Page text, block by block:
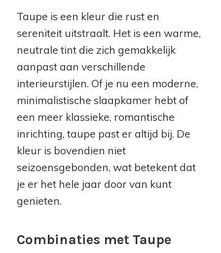
Taupe is een kleur die rust en
sereniteit uitstraalt. Het is een warme,
neutrale tint die zich gemakkelijk
aanpast aan verschillende
interieurstijlen. Of je nu een moderne,
minimalistische slaapkamer hebt of
een meer klassieke, romantische
inrichting, taupe past er altijd bij. De
kleur is bovendien niet
seizoensgebonden, wat betekent dat
je er het hele jaar door van kunt
genieten.
Combinaties met Taupe